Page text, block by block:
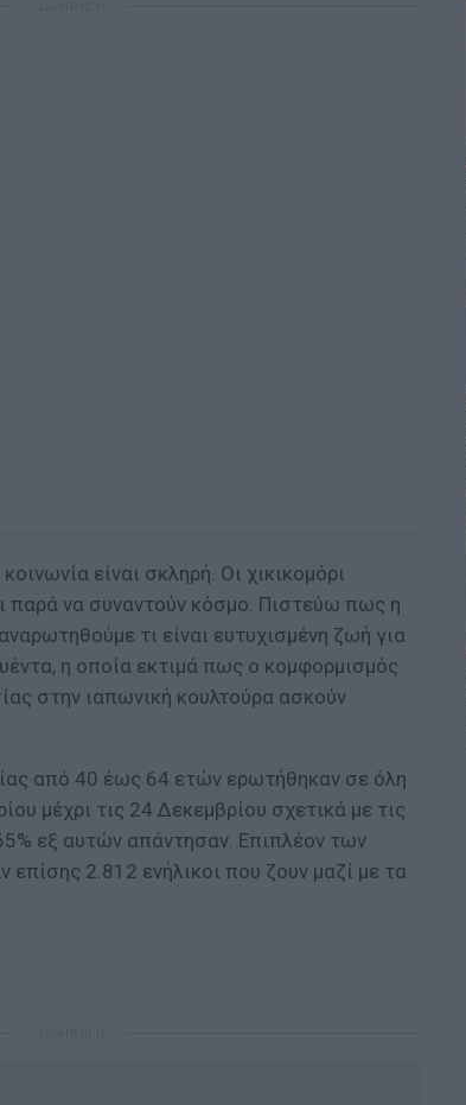
είναι σκληρή. Οι χικικομόρι
παρά να συναντούν κόσμο. Πιστεύω πως η
τι είναι ευτυχισμένη ζωή για
η οποία εκτιμά πως ο κομφορμισμός
στην ιαπωνική κουλτούρα ασκούν
από 40 έως 64 ετών ερωτήθηκαν σε όλη
μέχρι τις 24 Δεκεμβρίου σχετικά με τις
εξ αυτών απάντησαν. Επιπλέον των
2.812 ενήλικοι που ζουν μαζί με τα